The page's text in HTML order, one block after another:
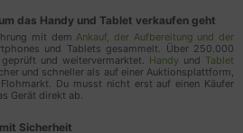
das Handy und Tablet verkaufen geht
mit dem Ankauf, der Aufbereitung und der
und Tablets gesammelt. Über 250.000
und weitervermarktet. HandyundTablet
und schneller als auf einer Auktionsplattform,
Du musst nicht erst auf einen Käufer
Gerät direkt ab.
Sicherheit
Gordon House, Barrow Street,